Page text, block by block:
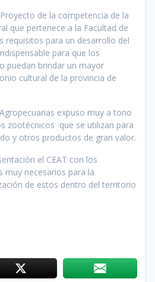
de la competencia de la
que pertenece a la Facultad de
para un desarrollo del
para que los
puedan brindar un mayor
cultural de la provincia de
expuso muy a tono
zootécnicos que se utilizan para
y otros productos de gran valor.
el CEAT con los
muy necesarios para la
de estos dentro del territorio